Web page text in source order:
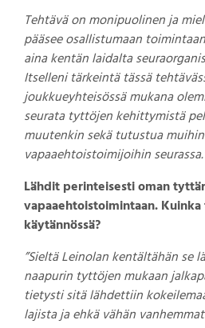
Tehtävä on monipuolinen ja
pääsee osallistumaan
aina kentän laidalta
Itselleni tärkeintä tässä
joukkueyhteisössä mukana
seurata tyttöjen kehittymistä
muutenkin sekä tutustua
vapaaehtoistoimijoihin
Lähdit perinteisesti oman
vapaaehtoistoimintaan.
käytännössä?
”Sieltä Leinolan kentältähän se
naapurin tyttöjen mukaan
tietysti sitä lähdettiin
lajista ja ehkä vähän